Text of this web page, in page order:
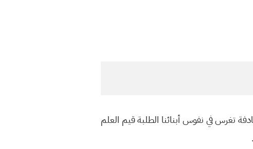
تغرس في نفوس أبنائنا الطلبة قيم العلم